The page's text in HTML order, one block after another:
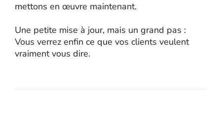
mettons en œuvre maintenant.
Une petite mise à jour, mais un grand pas :
Vous verrez enfin ce que vos clients veulent
vraiment vous dire.